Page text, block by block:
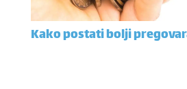
Kako postati bolji